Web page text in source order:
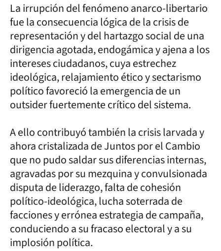
La irrupción del fenómeno anarco-libertario
fue la consecuencia lógica de la crisis de
representación y del hartazgo social de una
dirigencia agotada, endogámica y ajena a los
intereses ciudadanos, cuya estrechez
ideológica, relajamiento ético y sectarismo
político favoreció la emergencia de un
outsider fuertemente crítico del sistema.
A ello contribuyó también la crisis larvada y
ahora cristalizada de Juntos por el Cambio
que no pudo saldar sus diferencias internas,
agravadas por su mezquina y convulsionada
disputa de liderazgo, falta de cohesión
político-ideológica, lucha soterrada de
facciones y errónea estrategia de campaña,
conduciendo a su fracaso electoral y a su
implosión política.